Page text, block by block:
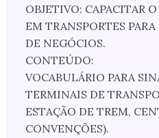
OBJETIVO: CAPACITAR
EM TRANSPORTES
DE NEGÓCIOS.
CONTEÚDO:
VOCABULÁRIO PARA
TERMINAIS DE
ESTAÇÃO DE TREM,
CONVENÇÕES).